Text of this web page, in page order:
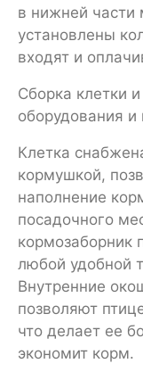
в нижней части
установлены
входят и
Сборка клетки
оборудования и
Клетка
кормушкой,
наполнение
посадочного
кормозаборник
любой удобной
Внутренние
позволяют
что делает ее
экономит корм.